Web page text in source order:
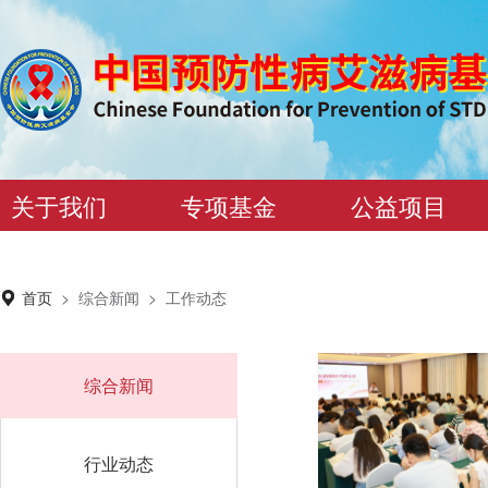
关于我们 专项基金 公益项目
首页 > 综合新闻 > 工作动态
综合新闻
行业动态